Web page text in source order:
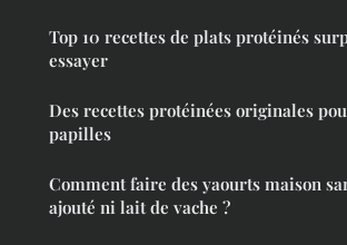
Top 10 recettes de plats protéinés
essayer
Des recettes protéinées originales
papilles
Comment faire des yaourts maison
ajouté ni lait de vache ?